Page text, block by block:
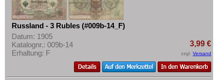
Russland - 3 Rubles (#009b-14_F)
Datum: 1905
Katalognr.: 009b-14
Erhaltung: F
3,99 €
zzgl. Versand